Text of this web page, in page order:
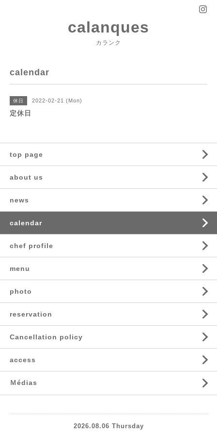
calanques
カランク
calendar
休日 2022-02-21 (Mon)
定休日
top page
about us
news
calendar
chef profile
menu
photo
reservation
Cancellation policy
access
Ｍédias
2026.08.06 Thursday